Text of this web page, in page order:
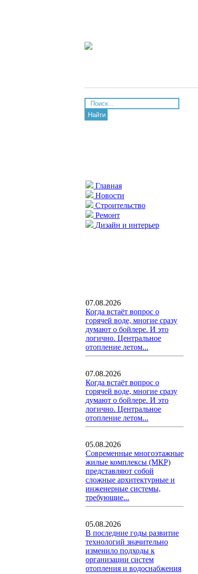
Найти
Главная
Новости
Строительство
Ремонт
Дизайн и интерьер
07.08.2026
Когда встаёт вопрос о
горячей воде, многие сразу
думают о бойлере. И это
логично. Центральное
отопление летом...
07.08.2026
Когда встаёт вопрос о
горячей воде, многие сразу
думают о бойлере. И это
логично. Центральное
отопление летом...
05.08.2026
Современные многоэтажные
жилые комплексы (МКР)
представляют собой
сложные архитектурные и
инженерные системы,
требующие...
05.08.2026
В последние годы развитие
технологий значительно
изменило подходы к
организации систем
отопления и водоснабжения